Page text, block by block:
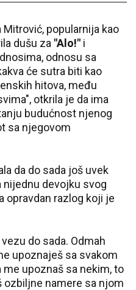
popularnija kao
dušu za "Alo!" i
odnosu sa
će sutra biti kao
hitova, među
otkrila je da ima
budućnost njenog
sa njegovom
da do sada još uvek
nijednu devojku svog
opravdan razlog koji je
do sada. Odmah
upoznaješ sa svakom
me upoznaš sa nekim, to
ozbiljne namere sa njom